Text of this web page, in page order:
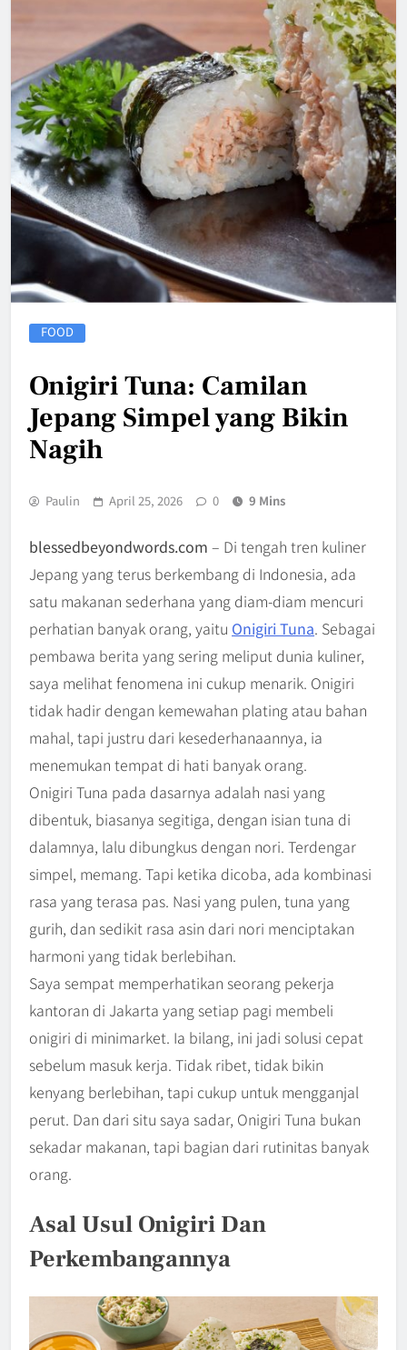
FOOD
Onigiri Tuna: Camilan
Jepang Simpel yang Bikin
Nagih
Paulin April 25, 2026 0 9 Mins
blessedbeyondwords.com – Di tengah tren kuliner
Jepang yang terus berkembang di Indonesia, ada
satu makanan sederhana yang diam-diam mencuri
perhatian banyak orang, yaitu Onigiri Tuna. Sebagai
pembawa berita yang sering meliput dunia kuliner,
saya melihat fenomena ini cukup menarik. Onigiri
tidak hadir dengan kemewahan plating atau bahan
mahal, tapi justru dari kesederhanaannya, ia
menemukan tempat di hati banyak orang.
Onigiri Tuna pada dasarnya adalah nasi yang
dibentuk, biasanya segitiga, dengan isian tuna di
dalamnya, lalu dibungkus dengan nori. Terdengar
simpel, memang. Tapi ketika dicoba, ada kombinasi
rasa yang terasa pas. Nasi yang pulen, tuna yang
gurih, dan sedikit rasa asin dari nori menciptakan
harmoni yang tidak berlebihan.
Saya sempat memperhatikan seorang pekerja
kantoran di Jakarta yang setiap pagi membeli
onigiri di minimarket. Ia bilang, ini jadi solusi cepat
sebelum masuk kerja. Tidak ribet, tidak bikin
kenyang berlebihan, tapi cukup untuk mengganjal
perut. Dan dari situ saya sadar, Onigiri Tuna bukan
sekadar makanan, tapi bagian dari rutinitas banyak
orang.
Asal Usul Onigiri Dan
Perkembangannya